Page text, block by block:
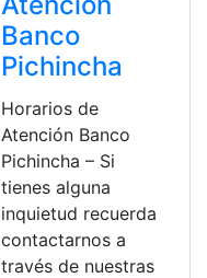
Banco
Pichincha
Horarios de
Atención Banco
Pichincha – Si
tienes alguna
inquietud recuerda
contactarnos a
través de nuestras